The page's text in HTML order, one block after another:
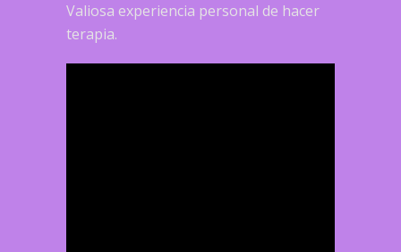
Valiosa experiencia personal de hacer
terapia.